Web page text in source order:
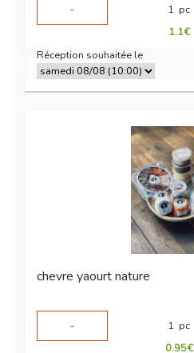
-
1 pc
1.1€
Réception souhaitée le
chevre yaourt nature
-
1 pc
0.95€